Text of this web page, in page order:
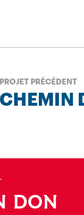
PROJET PRÉCÉDENT
CHEMIN
DON